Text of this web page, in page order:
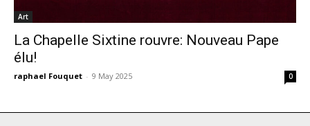
Art
La Chapelle Sixtine rouvre: Nouveau Pape
élu!
raphael Fouquet - 9 May 2025 0